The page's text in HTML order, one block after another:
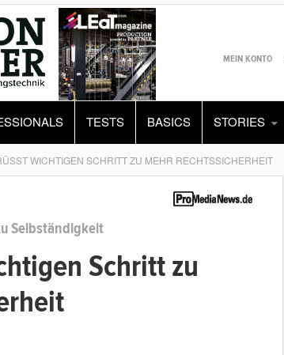
MEIN KONTO
TESTS BASICS STORIES
WICHTIGEN SCHRITT ZU MEHR RECHTSSICHERHEIT
Selbständigkeit
Schritt zu